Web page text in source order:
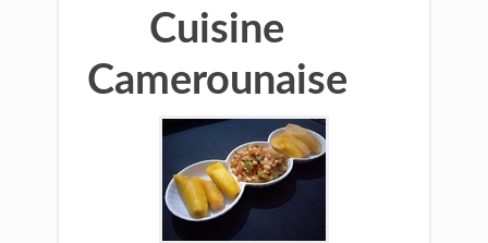
Cuisine
Camerounaise